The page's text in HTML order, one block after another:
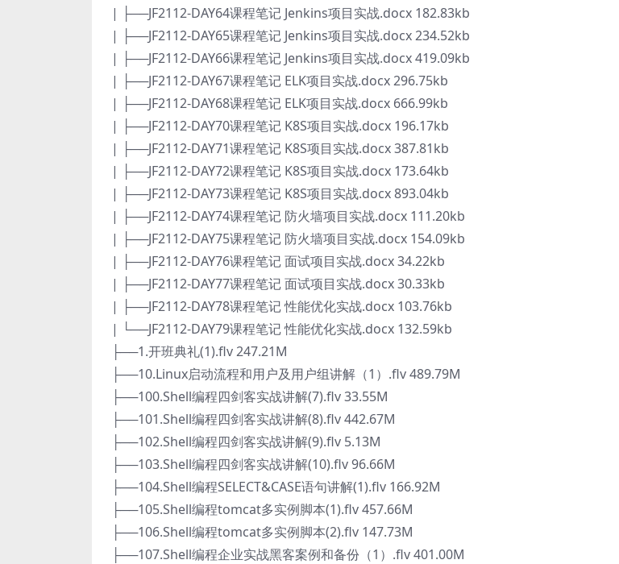
| ├──JF2112-DAY64课程笔记 Jenkins项目实战.docx 182.83kb
| ├──JF2112-DAY65课程笔记 Jenkins项目实战.docx 234.52kb
| ├──JF2112-DAY66课程笔记 Jenkins项目实战.docx 419.09kb
| ├──JF2112-DAY67课程笔记 ELK项目实战.docx 296.75kb
| ├──JF2112-DAY68课程笔记 ELK项目实战.docx 666.99kb
| ├──JF2112-DAY70课程笔记 K8S项目实战.docx 196.17kb
| ├──JF2112-DAY71课程笔记 K8S项目实战.docx 387.81kb
| ├──JF2112-DAY72课程笔记 K8S项目实战.docx 173.64kb
| ├──JF2112-DAY73课程笔记 K8S项目实战.docx 893.04kb
| ├──JF2112-DAY74课程笔记 防火墙项目实战.docx 111.20kb
| ├──JF2112-DAY75课程笔记 防火墙项目实战.docx 154.09kb
| ├──JF2112-DAY76课程笔记 面试项目实战.docx 34.22kb
| ├──JF2112-DAY77课程笔记 面试项目实战.docx 30.33kb
| ├──JF2112-DAY78课程笔记 性能优化实战.docx 103.76kb
| └──JF2112-DAY79课程笔记 性能优化实战.docx 132.59kb
├──1.开班典礼(1).flv 247.21M
├──10.Linux启动流程和用户及用户组讲解（1）.flv 489.79M
├──100.Shell编程四剑客实战讲解(7).flv 33.55M
├──101.Shell编程四剑客实战讲解(8).flv 442.67M
├──102.Shell编程四剑客实战讲解(9).flv 5.13M
├──103.Shell编程四剑客实战讲解(10).flv 96.66M
├──104.Shell编程SELECT&CASE语句讲解(1).flv 166.92M
├──105.Shell编程tomcat多实例脚本(1).flv 457.66M
├──106.Shell编程tomcat多实例脚本(2).flv 147.73M
├──107.Shell编程企业实战黑客案例和备份（1）.flv 401.00M